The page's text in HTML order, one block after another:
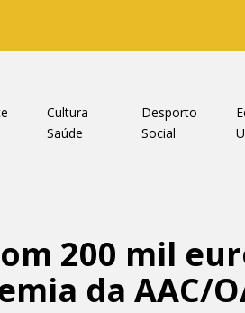
Cultura Desporto
Saúde Social
200 mil
da AAC/